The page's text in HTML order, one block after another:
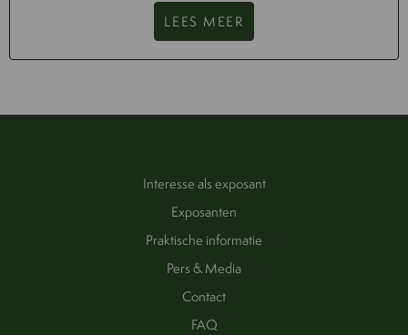
LEES MEER
Interesse als exposant
Exposanten
Praktische informatie
Pers & Media
Contact
FAQ